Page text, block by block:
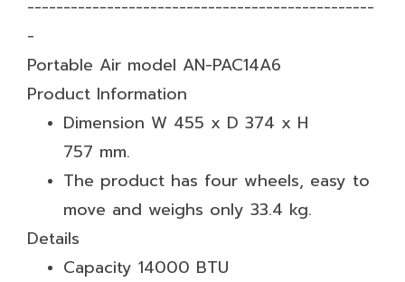
------------------------------------------------
-
Portable Air model AN-PAC14A6
Product Information
Dimension W 455 x D 374 x H
757 mm.
The product has four wheels, easy to
move and weighs only 33.4 kg.
Details
Capacity 14000 BTU